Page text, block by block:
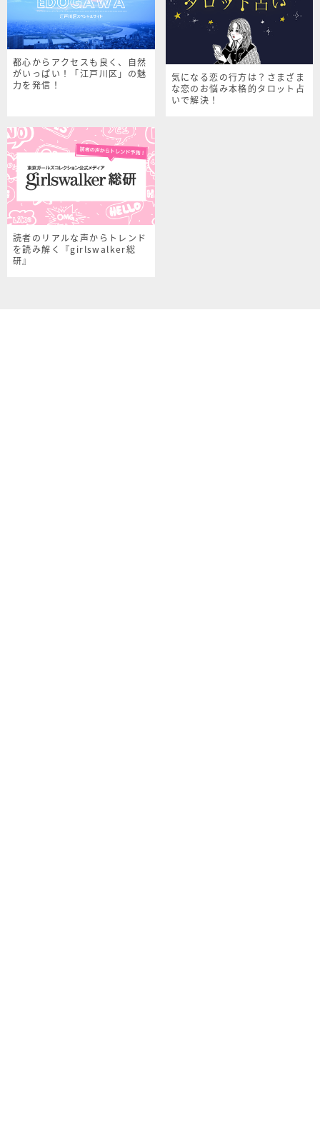
都心からアクセスも良く、自然
がいっぱい！「江戸川区」の魅
力を発信！
気になる恋の行方は？さまざま
な恋のお悩み本格的タロット占
いで解決！
読者のリアルな声からトレンド
を読み解く『girlswalker総
研』